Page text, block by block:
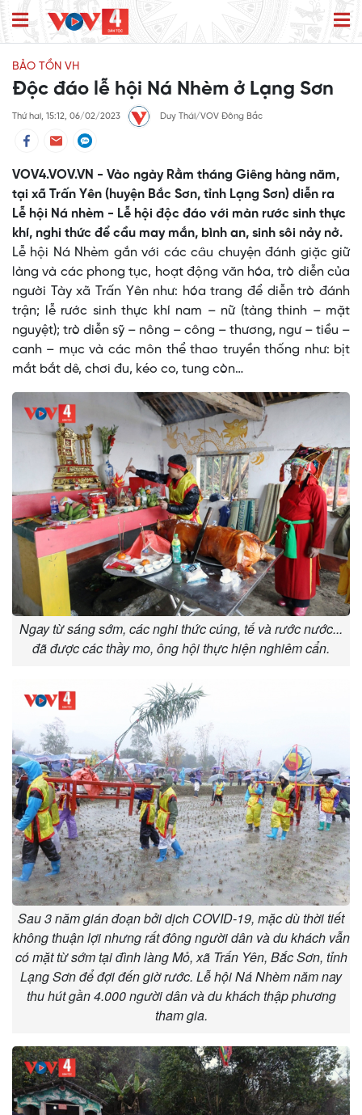
BẢO TỒN VH
Độc đáo lễ hội Ná Nhèm ở Lạng Sơn
Thứ hai, 15:12, 06/02/2023 Duy Thái/VOV Đông Bắc
VOV4.VOV.VN - Vào ngày Rằm tháng Giêng hàng năm,
tại xã Trấn Yên (huyện Bắc Sơn, tỉnh Lạng Sơn) diễn ra
Lễ hội Ná nhèm - Lễ hội độc đáo với màn rước sinh thực
khí, nghi thức để cầu may mắn, bình an, sinh sôi nảy nở.
Lễ hội Ná Nhèm gắn với các câu chuyện đánh giặc giữ
làng và các phong tục, hoạt động văn hóa, trò diễn của
người Tày xã Trấn Yên như: hóa trang để diễn trò đánh
trận; lễ rước sinh thực khí nam – nữ (tàng thinh – mặt
nguyệt); trò diễn sỹ – nông – công – thương, ngư – tiều –
canh – mục và các môn thể thao truyền thống như: bịt
mắt bắt dê, chơi đu, kéo co, tung còn…
Ngay từ sáng sớm, các nghi thức cúng, tế và rước nước...
đã được các thầy mo, ông hội thực hiện nghiêm cẩn.
Sau 3 năm gián đoạn bởi dịch COVID-19, mặc dù thời tiết
không thuận lợi nhưng rất đông người dân và du khách vẫn
có mặt từ sớm tại đình làng Mỏ, xã Trấn Yên, Bắc Sơn, tỉnh
Lạng Sơn để đợi đến giờ rước. Lễ hội Ná Nhèm năm nay
thu hút gần 4.000 người dân và du khách thập phương
tham gia.